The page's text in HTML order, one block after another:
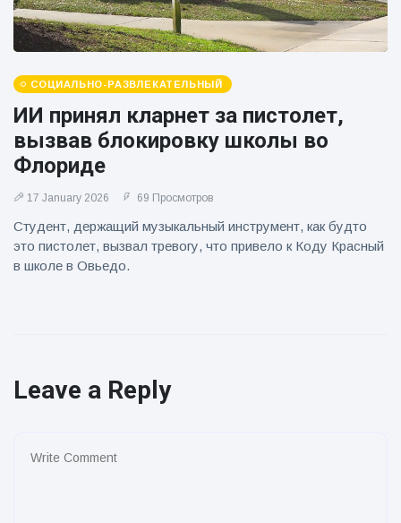
СОЦИАЛЬНО-РАЗВЛЕКАТЕЛЬНЫЙ
ИИ принял кларнет за пистолет,
вызвав блокировку школы во
Флориде
17 January 2026 69 Просмотров
Студент, держащий музыкальный инструмент, как будто
это пистолет, вызвал тревогу, что привело к Коду Красный
в школе в Овьедо.
Leave a Reply